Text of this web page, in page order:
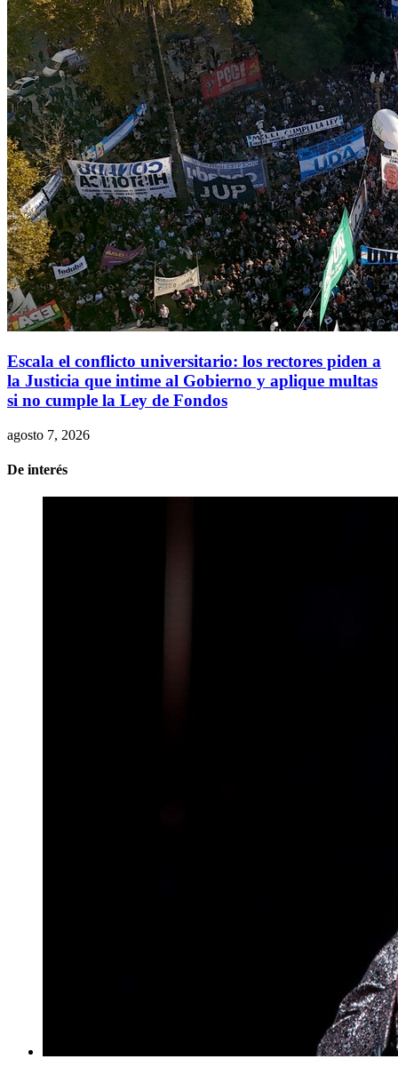
Escala el conflicto universitario: los rectores piden a
la Justicia que intime al Gobierno y aplique multas
si no cumple la Ley de Fondos
agosto 7, 2026
De interés